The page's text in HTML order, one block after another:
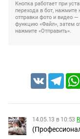
Кнопка работает при
перехода в бот, нажмите
отправки фото и видео
функцию «Файл», затем
нажмите «Отправить».
VK
14.05.13 в 10:53